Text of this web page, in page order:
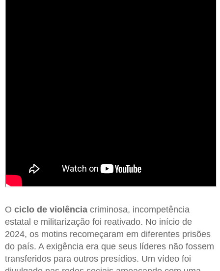
O ciclo de violência criminosa, incompetência
estatal e militarização foi reativado. No início de
2024, os motins recomeçaram em diferentes prisões
do país. A exigência era que seus líderes não fossem
transferidos para outros presídios. Um vídeo foi